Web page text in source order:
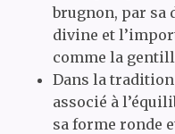
brugnon, par sa
divine et
comme la
Dans la
associé à
sa forme ronde